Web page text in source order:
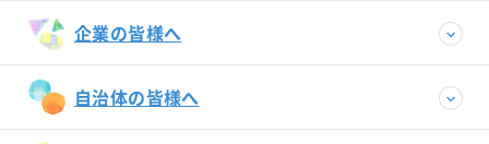
企業の皆様へ
自治体の皆様へ